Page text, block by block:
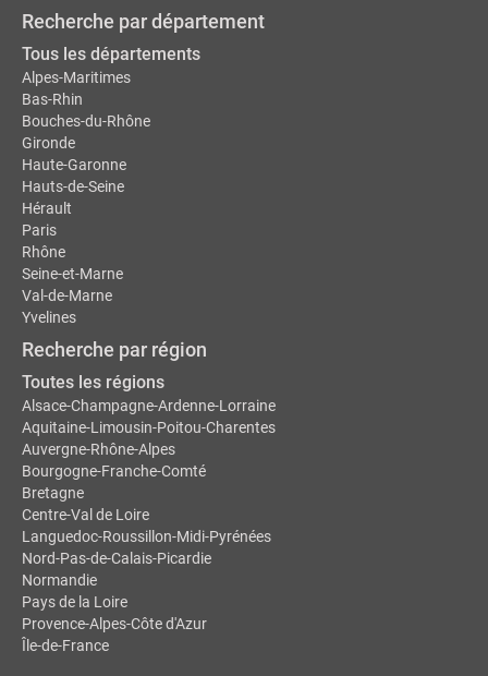
Recherche par département
Tous les départements
Alpes-Maritimes
Bas-Rhin
Bouches-du-Rhône
Gironde
Haute-Garonne
Hauts-de-Seine
Hérault
Paris
Rhône
Seine-et-Marne
Val-de-Marne
Yvelines
Recherche par région
Toutes les régions
Alsace-Champagne-Ardenne-Lorraine
Aquitaine-Limousin-Poitou-Charentes
Auvergne-Rhône-Alpes
Bourgogne-Franche-Comté
Bretagne
Centre-Val de Loire
Languedoc-Roussillon-Midi-Pyrénées
Nord-Pas-de-Calais-Picardie
Normandie
Pays de la Loire
Provence-Alpes-Côte d'Azur
Île-de-France